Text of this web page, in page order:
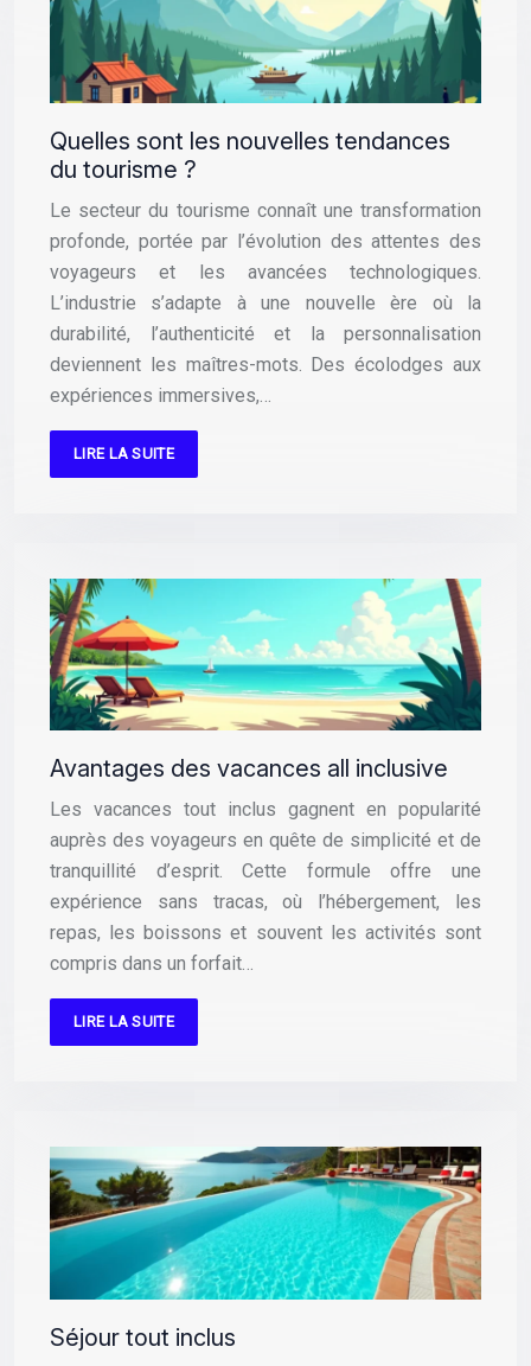
Quelles sont les nouvelles tendances
du tourisme ?
Le secteur du tourisme connaît une transformation
profonde, portée par l’évolution des attentes des
voyageurs et les avancées technologiques.
L’industrie s’adapte à une nouvelle ère où la
durabilité, l’authenticité et la personnalisation
deviennent les maîtres-mots. Des écolodges aux
expériences immersives,…
LIRE LA SUITE
Avantages des vacances all inclusive
Les vacances tout inclus gagnent en popularité
auprès des voyageurs en quête de simplicité et de
tranquillité d’esprit. Cette formule offre une
expérience sans tracas, où l’hébergement, les
repas, les boissons et souvent les activités sont
compris dans un forfait…
LIRE LA SUITE
Séjour tout inclus